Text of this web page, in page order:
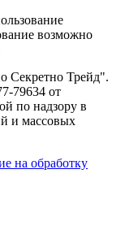
возможно
Секретно Трейд".
79634 от
по надзору в
и массовых
на обработку